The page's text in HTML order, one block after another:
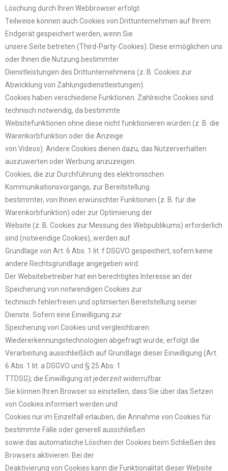
Löschung durch Ihren Webbrowser erfolgt.
Teilweise können auch Cookies von Drittunternehmen auf Ihrem
Endgerät gespeichert werden, wenn Sie
unsere Seite betreten (Third-Party-Cookies). Diese ermöglichen uns
oder Ihnen die Nutzung bestimmter
Dienstleistungen des Drittunternehmens (z. B. Cookies zur
Abwicklung von Zahlungsdienstleistungen).
Cookies haben verschiedene Funktionen. Zahlreiche Cookies sind
technisch notwendig, da bestimmte
Websitefunktionen ohne diese nicht funktionieren würden (z. B. die
Warenkorbfunktion oder die Anzeige
von Videos). Andere Cookies dienen dazu, das Nutzerverhalten
auszuwerten oder Werbung anzuzeigen.
Cookies, die zur Durchführung des elektronischen
Kommunikationsvorgangs, zur Bereitstellung
bestimmter, von Ihnen erwünschter Funktionen (z. B. für die
Warenkorbfunktion) oder zur Optimierung der
Website (z. B. Cookies zur Messung des Webpublikums) erforderlich
sind (notwendige Cookies), werden auf
Grundlage von Art. 6 Abs. 1 lit. f DSGVO gespeichert, sofern keine
andere Rechtsgrundlage angegeben wird.
Der Websitebetreiber hat ein berechtigtes Interesse an der
Speicherung von notwendigen Cookies zur
technisch fehlerfreien und optimierten Bereitstellung seiner
Dienste. Sofern eine Einwilligung zur
Speicherung von Cookies und vergleichbaren
Wiedererkennungstechnologien abgefragt wurde, erfolgt die
Verarbeitung ausschließlich auf Grundlage dieser Einwilligung (Art.
6 Abs. 1 lit. a DSGVO und § 25 Abs. 1
TTDSG); die Einwilligung ist jederzeit widerrufbar.
Sie können Ihren Browser so einstellen, dass Sie über das Setzen
von Cookies informiert werden und
Cookies nur im Einzelfall erlauben, die Annahme von Cookies für
bestimmte Fälle oder generell ausschließen
sowie das automatische Löschen der Cookies beim Schließen des
Browsers aktivieren. Bei der
Deaktivierung von Cookies kann die Funktionalität dieser Website